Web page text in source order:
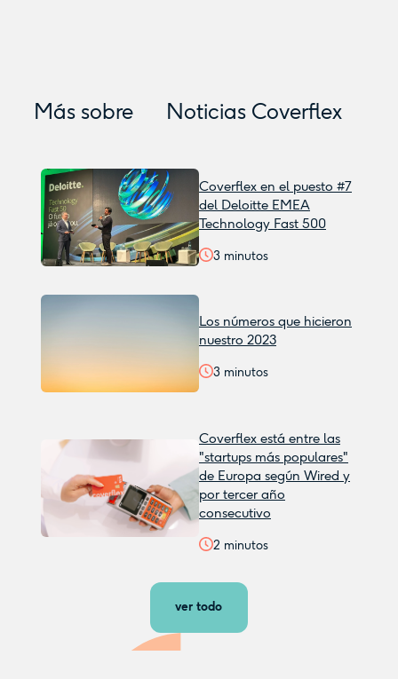
Más sobre Noticias Coverflex
Coverflex en el puesto #7
del Deloitte EMEA
Technology Fast 500
3 minutos
Los números que hicieron
nuestro 2023
3 minutos
Coverflex está entre las
"startups más populares"
de Europa según Wired y
por tercer año
consecutivo
2 minutos
ver todo